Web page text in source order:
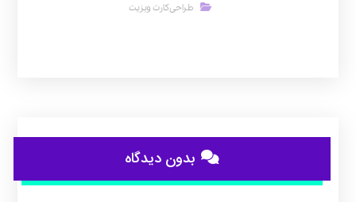
طراحی کارت ویزیت
بدون دیدگاه